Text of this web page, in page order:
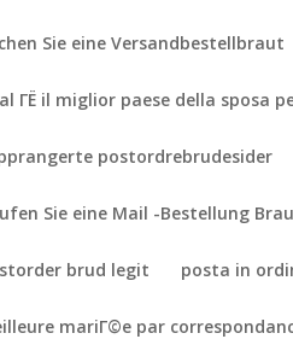
Sie eine Versandbestellbraut
ГЁ il miglior paese della sposa
postordrebrudesider
Sie eine Mail -Bestellung
brud legit posta in
mariГ©e par